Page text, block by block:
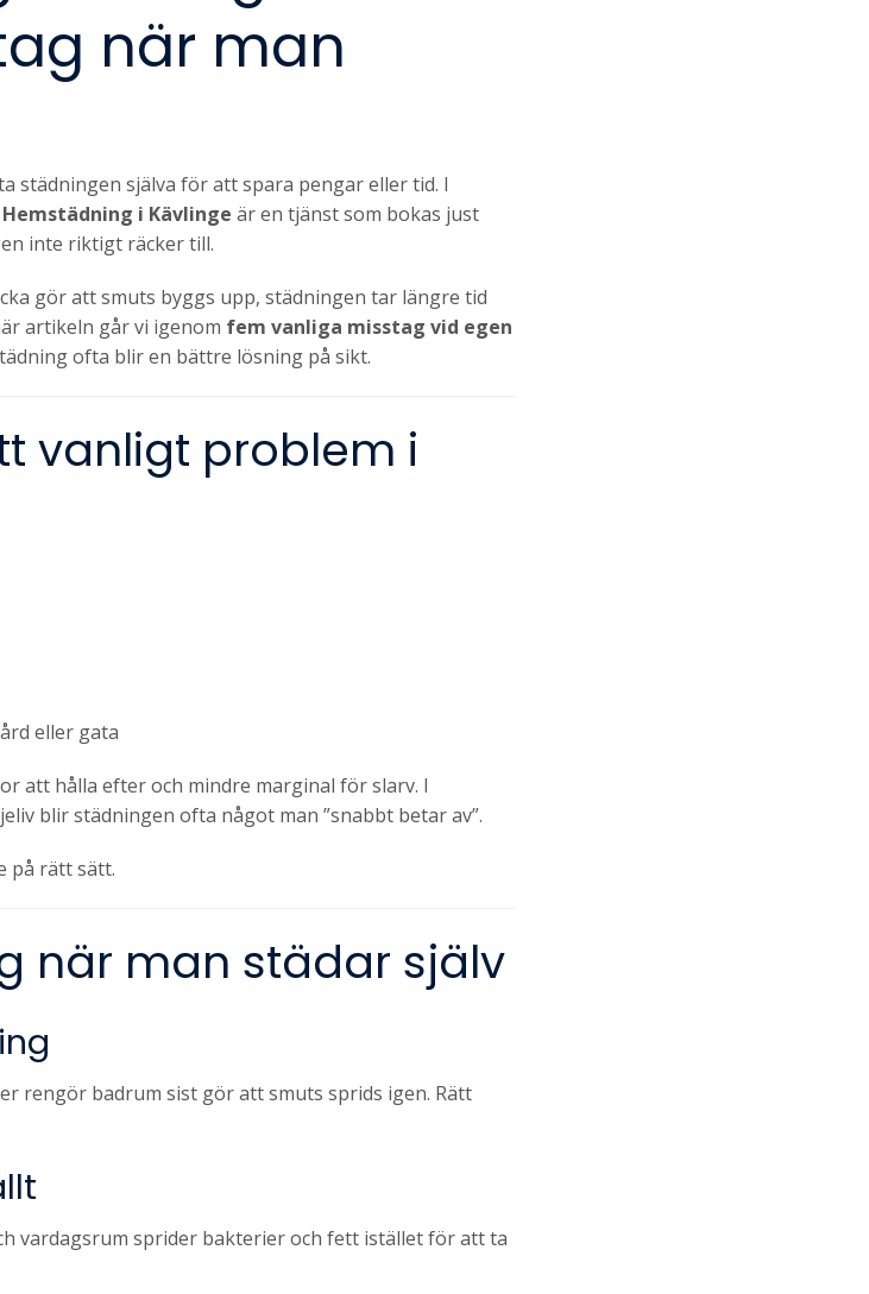
när man
städningen själva för att spara pengar eller tid. I
Hemstädning i Kävlinge är en tjänst som bokas just
inte riktigt räcker till.
gör att smuts byggs upp, städningen tar längre tid
artikeln går vi igenom fem vanliga misstag vid egen
ofta blir en bättre lösning på sikt.
vanligt problem i
eller gata
att hålla efter och mindre marginal för slarv. I
blir städningen ofta något man ”snabbt betar av”.
på rätt sätt.
när man städar själv
rengör badrum sist gör att smuts sprids igen. Rätt
vardagsrum sprider bakterier och fett istället för att ta